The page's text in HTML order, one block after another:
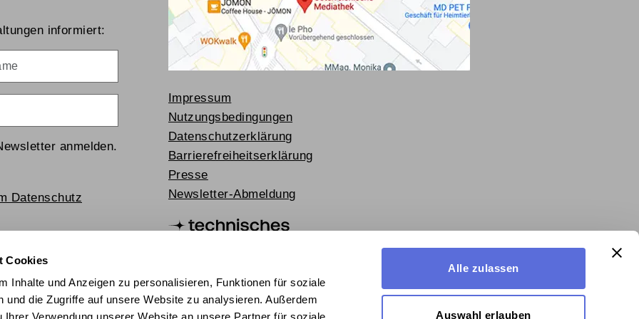
Cookies
Inhalte und Anzeigen zu personalisieren, Funktionen für soziale
und die Zugriffe auf unsere Website zu analysieren. Außerdem
Alle zulassen
Auswahl erlauben
informiert:
anmelden.
Datenschutz
Impressum
Nutzungsbedingungen
Datenschutzerklärung
Barrierefreiheitserklärung
Presse
Newsletter-Abmeldung